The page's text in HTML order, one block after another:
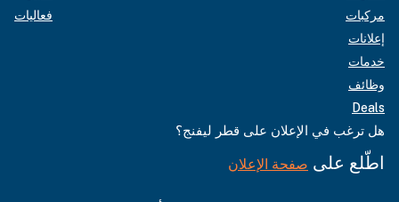
مركبات
إعلانات
خدمات
وظائف
Deals
فعاليات
هل ترغب في الإعلان على قطر ليفنج؟
اطّلع على صفحة الإعلان